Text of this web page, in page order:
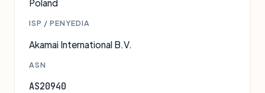
Poland
ISP / PENYEDIA
Akamai International B.V.
ASN
AS20940